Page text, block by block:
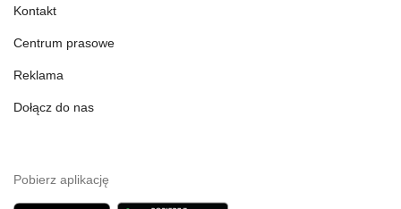
Kontakt
Centrum prasowe
Reklama
Dołącz do nas
Pobierz aplikację